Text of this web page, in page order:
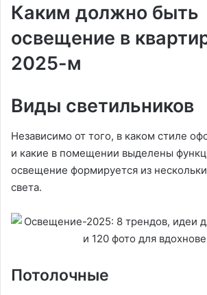
Каким должно быть
освещение в
2025-м
Виды светильников
Независимо от того, в каком стиле
и какие в помещении выделены
освещение формируется из
света.
Потолочные